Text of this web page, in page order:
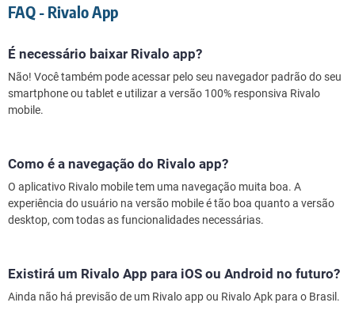
FAQ - Rivalo App
É necessário baixar Rivalo app?
Não! Você também pode acessar pelo seu navegador padrão do seu
smartphone ou tablet e utilizar a versão 100% responsiva Rivalo
mobile.
Como é a navegação do Rivalo app?
O aplicativo Rivalo mobile tem uma navegação muita boa. A
experiência do usuário na versão mobile é tão boa quanto a versão
desktop, com todas as funcionalidades necessárias.
Existirá um Rivalo App para iOS ou Android no futuro?
Ainda não há previsão de um Rivalo app ou Rivalo Apk para o Brasil.